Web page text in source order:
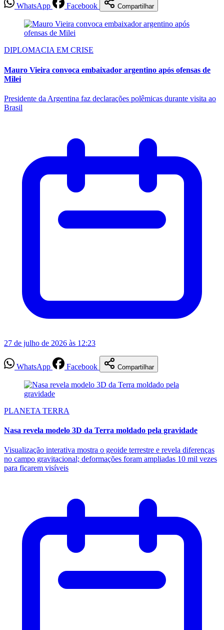
WhatsApp Facebook Compartilhar
DIPLOMACIA EM CRISE
Mauro Vieira convoca embaixador argentino após ofensas de
Milei
Presidente da Argentina faz declarações polêmicas durante visita ao
Brasil
27 de julho de 2026 às 12:23
WhatsApp Facebook Compartilhar
PLANETA TERRA
Nasa revela modelo 3D da Terra moldado pela gravidade
Visualização interativa mostra o geoide terrestre e revela diferenças
no campo gravitacional; deformações foram ampliadas 10 mil vezes
para ficarem visíveis